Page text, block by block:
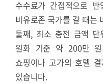
수수료가 간접적으로
비유로존 국가를 갈 때는
둘째, 최소 충전 금액
원화 기준 약 200만
쇼핑이나 고가의 호텔
있습니다.